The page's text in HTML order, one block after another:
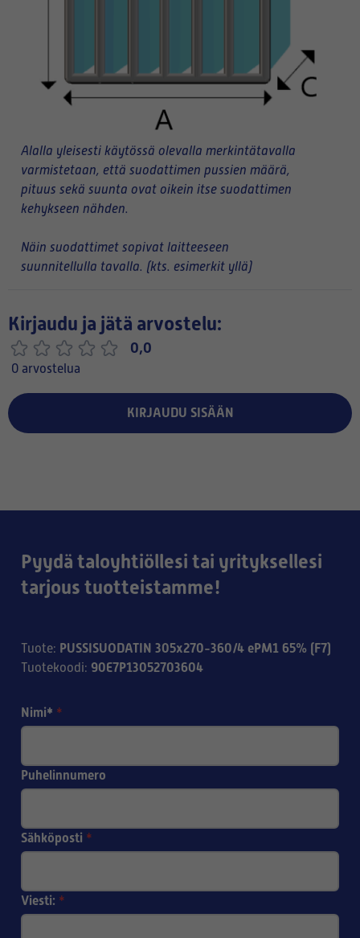
Alalla yleisesti käytössä olevalla merkintätavalla
varmistetaan, että suodattimen pussien määrä,
pituus sekä suunta ovat oikein itse suodattimen
kehykseen nähden.
Näin suodattimet sopivat laitteeseen
suunnitellulla tavalla. (kts. esimerkit yllä)
Kirjaudu ja jätä arvostelu:
0,0
0 arvostelua
KIRJAUDU SISÄÄN
Pyydä taloyhtiöllesi tai yrityksellesi
tarjous tuotteistamme!
Tuote: PUSSISUODATIN 305x270-360/4 ePM1 65% (F7)
Tuotekoodi: 90E7P13052703604
Nimi* *
Puhelinnumero
Sähköposti *
Viesti: *